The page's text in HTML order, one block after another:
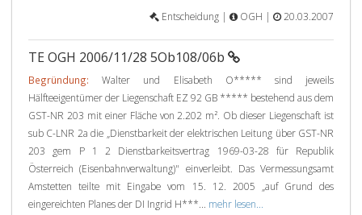
Entscheidung |
OGH | 20.03.2007
TE OGH 2006/11/28 5Ob108/06b
Begründung: Walter und Elisabeth O***** sind jeweils
Hälfteeigentümer der Liegenschaft EZ 92 GB ***** bestehend aus dem
GST-NR 203 mit einer Fläche von 2.202 m². Ob dieser Liegenschaft ist
sub C-LNR 2a die „Dienstbarkeit der elektrischen Leitung über GST-NR
203 gem P 1 2 Dienstbarkeitsvertrag 1969-03-28 für Republik
Österreich (Eisenbahnverwaltung)" einverleibt. Das Vermessungsamt
Amstetten teilte mit Eingabe vom 15. 12. 2005 „auf Grund des
eingereichten Planes der DI Ingrid H***... mehr lesen...